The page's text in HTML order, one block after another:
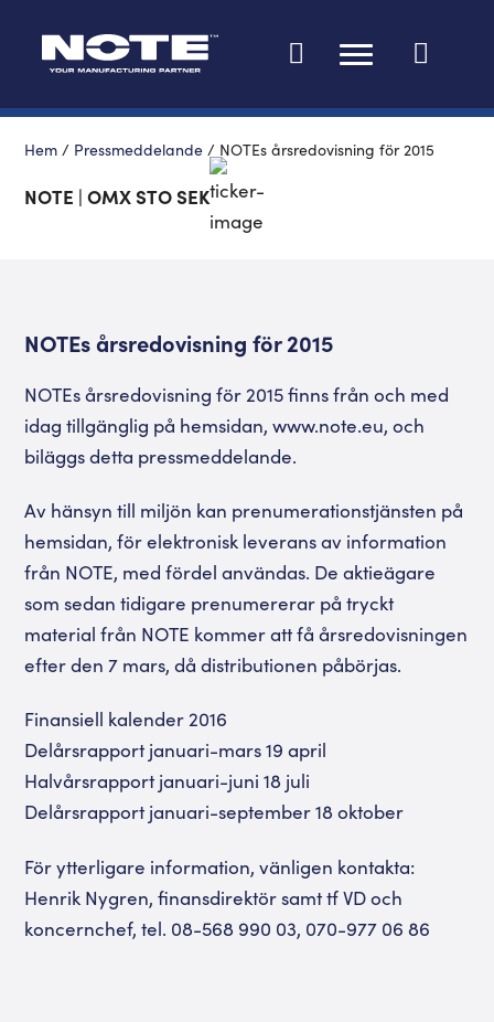
Hem / Pressmeddelande / NOTEs årsredovisning för 2015
NOTE | OMX STO SEK
NOTEs årsredovisning för 2015
NOTEs årsredovisning för 2015 finns från och med
idag tillgänglig på hemsidan, www.note.eu, och
biläggs detta pressmeddelande.
Av hänsyn till miljön kan prenumerationstjänsten på
hemsidan, för elektronisk leverans av information
från NOTE, med fördel användas. De aktieägare
som sedan tidigare prenumererar på tryckt
material från NOTE kommer att få årsredovisningen
efter den 7 mars, då distributionen påbörjas.
Finansiell kalender 2016
Delårsrapport januari-mars 19 april
Halvårsrapport januari-juni 18 juli
Delårsrapport januari-september 18 oktober
För ytterligare information, vänligen kontakta:
Henrik Nygren, finansdirektör samt tf VD och
koncernchef, tel. 08-568 990 03, 070-977 06 86